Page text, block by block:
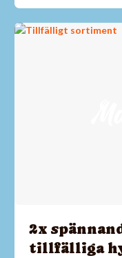
2x
tillfälliga